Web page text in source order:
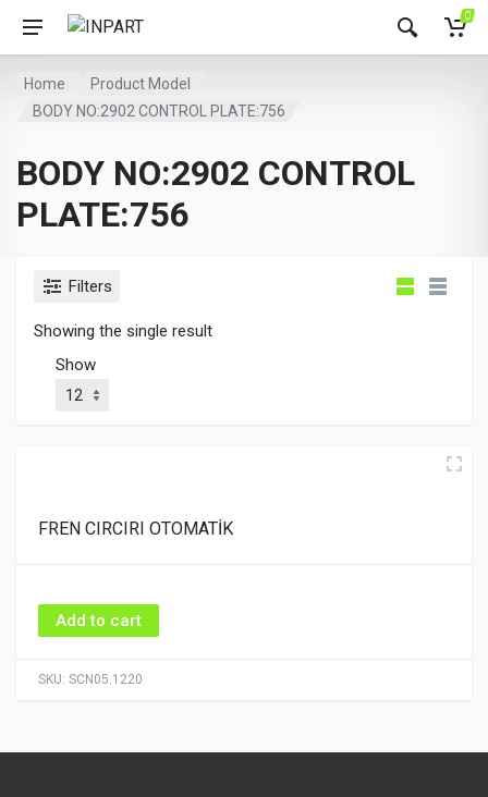
0
Home
Product Model
BODY NO:2902 CONTROL PLATE:756
BODY NO:2902 CONTROL
PLATE:756
Filters
Showing the single result
Show
SKU: SCN05.1220
FREN CIRCIRI OTOMATİK
Add to cart